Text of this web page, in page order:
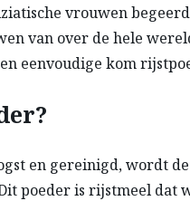
vrouwen
van over de hele
eenvoudige kom
en gereinigd, wordt
poeder is rijstmeel